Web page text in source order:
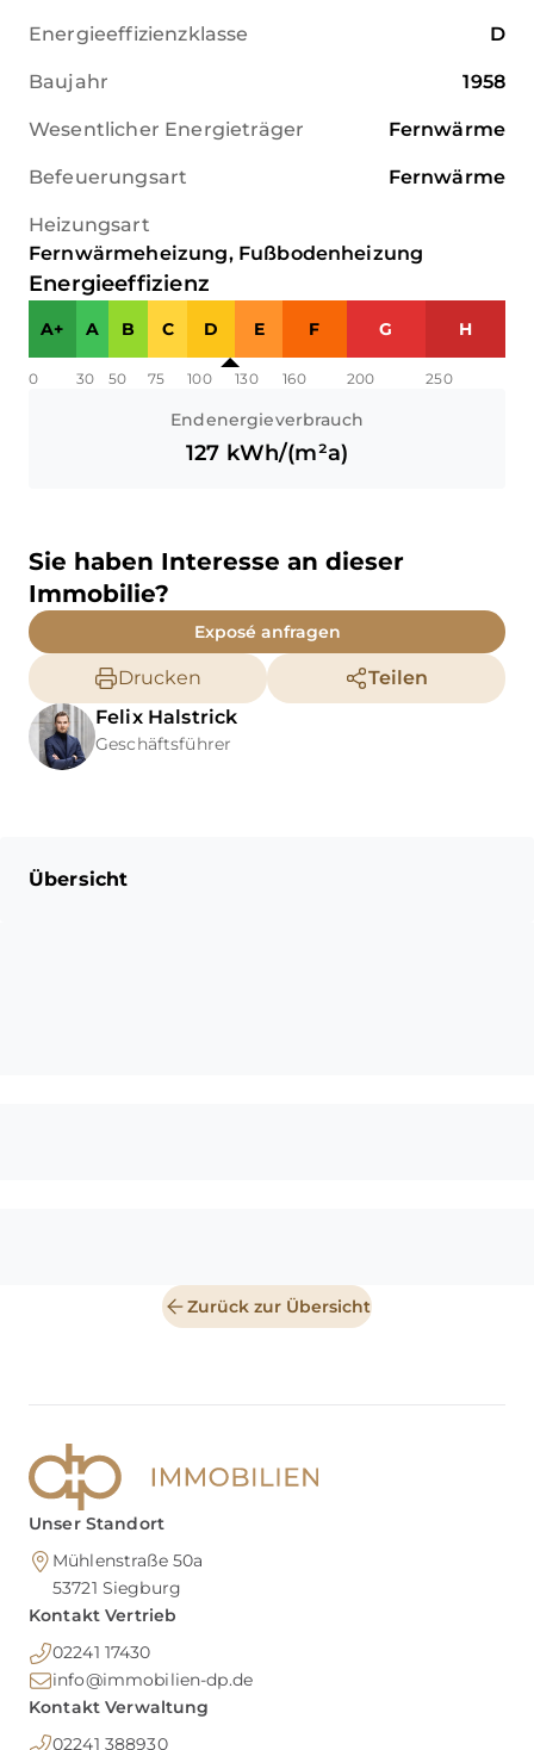
Energieeffizienzklasse D
Baujahr 1958
Wesentlicher Energieträger Fernwärme
Befeuerungsart Fernwärme
Heizungsart
Fernwärmeheizung, Fußbodenheizung
Energieeffizienz
A+ A B C D E F G H
0 30 50 75 100 130 160 200 250
Endenergieverbrauch
127 kWh/(m²a)
Sie haben Interesse an dieser
Immobilie?
Exposé anfragen
Drucken
Teilen
Felix Halstrick
Geschäftsführer
Übersicht
Zurück zur Übersicht
Unser Standort
Mühlenstraße 50a
53721 Siegburg
Kontakt Vertrieb
02241 17430
info@immobilien-dp.de
Kontakt Verwaltung
02241 388930